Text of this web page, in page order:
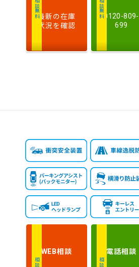
相談無料最新の在庫
状況を確認
相談無料0120-809-
699
WEB相談 電話相談